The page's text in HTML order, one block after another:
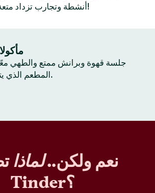
أنشطة وتجارب تزداد متعة مع شخص جديد!
جلسة قهوة وبرانش ممتع والطهي
المطعم الذي يتحدث عنه الجميع.
نعم ولكن..لماذا
Tinder؟